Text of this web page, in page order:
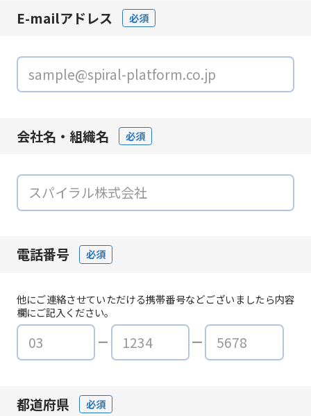
E-mailアドレス 必須
会社名・組織名 必須
電話番号 必須
他にご連絡させていただける携帯番号などございましたら内容
欄にご記入ください。
都道府県 必須